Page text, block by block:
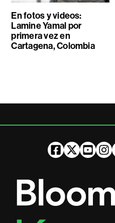
En fotos y videos:
Lamine Yamal por
primera vez en
Cartagena, Colombia